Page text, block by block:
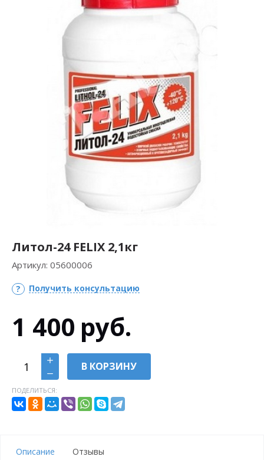
Литол-24 FELIX 2,1кг
Артикул: 05600006
Получить консультацию
1 400 руб.
В КОРЗИНУ
ПОДЕЛИТЬСЯ:
Описание Отзывы